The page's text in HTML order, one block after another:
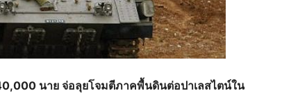
นาย จ่อลุยโจมตีภาคพื้นดินต่อปาเลสไตน์ใน